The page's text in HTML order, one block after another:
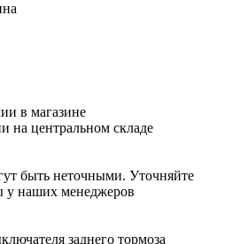
в магазине
на центральном складе
быть неточными. Уточняйте
у наших менеджеров
заднего тормоза